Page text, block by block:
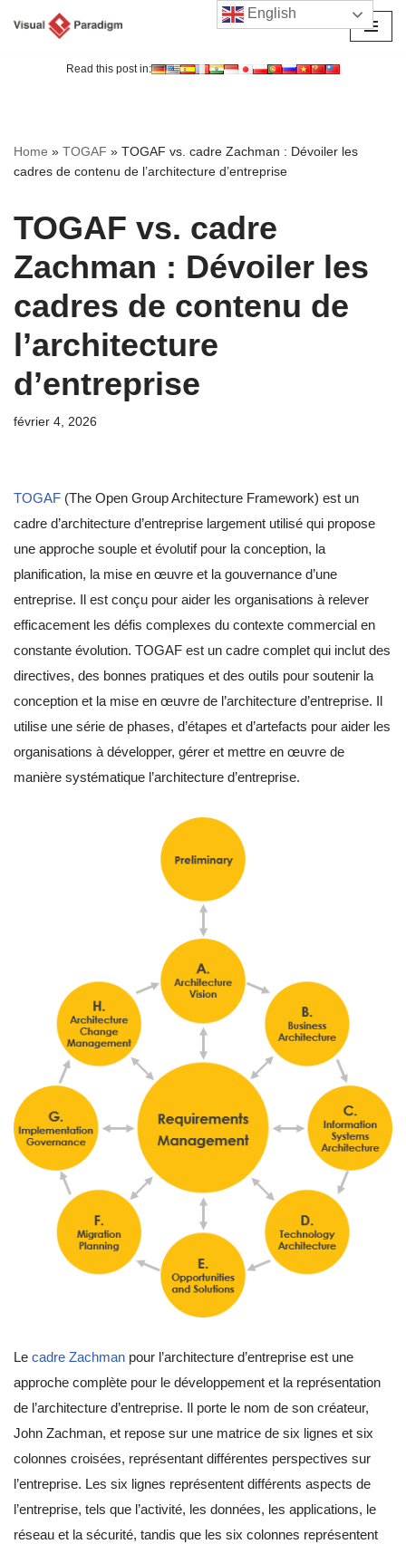
Read this post in:
Home » TOGAF » TOGAF vs. cadre Zachman : Dévoiler les
cadres de contenu de l’architecture d’entreprise
TOGAF vs. cadre
Zachman : Dévoiler les
cadres de contenu de
l’architecture
d’entreprise
février 4, 2026
TOGAF (The Open Group Architecture Framework) est un
cadre d’architecture d’entreprise largement utilisé qui propose
une approche souple et évolutif pour la conception, la
planification, la mise en œuvre et la gouvernance d’une
entreprise. Il est conçu pour aider les organisations à relever
efficacement les défis complexes du contexte commercial en
constante évolution. TOGAF est un cadre complet qui inclut des
directives, des bonnes pratiques et des outils pour soutenir la
conception et la mise en œuvre de l’architecture d’entreprise. Il
utilise une série de phases, d’étapes et d’artefacts pour aider les
organisations à développer, gérer et mettre en œuvre de
manière systématique l’architecture d’entreprise.
Le cadre Zachman pour l’architecture d’entreprise est une
approche complète pour le développement et la représentation
de l’architecture d’entreprise. Il porte le nom de son créateur,
John Zachman, et repose sur une matrice de six lignes et six
colonnes croisées, représentant différentes perspectives sur
l’entreprise. Les six lignes représentent différents aspects de
l’entreprise, tels que l’activité, les données, les applications, le
réseau et la sécurité, tandis que les six colonnes représentent
English